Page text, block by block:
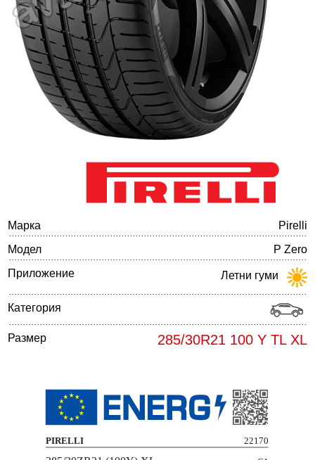
Баланс на автомобилните гуми
Марка
Pirelli
Модел
P Zero
Приложение
Летни гуми
Категория
Размер 285/30R21 100 Y TL XL